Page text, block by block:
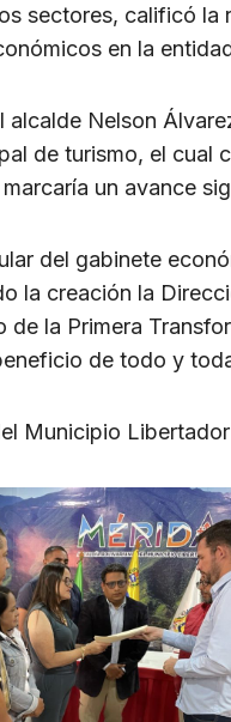
sectores, calificó
en la
alcalde Nelson
de turismo, el
un avance
del gabinete
la creación la
de la Primera
de todo y
Municipio Libertador